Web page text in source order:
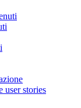
user stories